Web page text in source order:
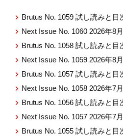
Brutus No. 1059 試し読みと目
Next Issue No. 1060 2026年8
Brutus No. 1058 試し読みと目
Next Issue No. 1059 2026年8
Brutus No. 1057 試し読みと目
Next Issue No. 1058 2026年7
Brutus No. 1056 試し読みと目
Next Issue No. 1057 2026年7
Brutus No. 1055 試し読みと目